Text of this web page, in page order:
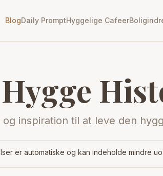
BlogDaily PromptHyggelige Cafeer
inspiration til at leve den
er automatiske og kan indeholde mindre